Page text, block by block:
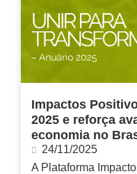
Impactos
2025 e reforça
economia no
24/11/2025
A Plataforma